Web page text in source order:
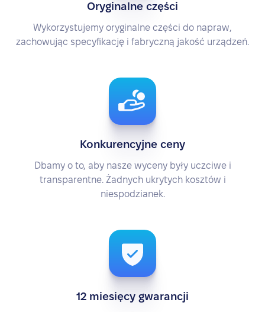
Oryginalne części
Wykorzystujemy oryginalne części do napraw,
zachowując specyfikację i fabryczną jakość urządzeń.
Konkurencyjne ceny
Dbamy o to, aby nasze wyceny były uczciwe i
transparentne. Żadnych ukrytych kosztów i
niespodzianek.
12 miesięcy gwarancji